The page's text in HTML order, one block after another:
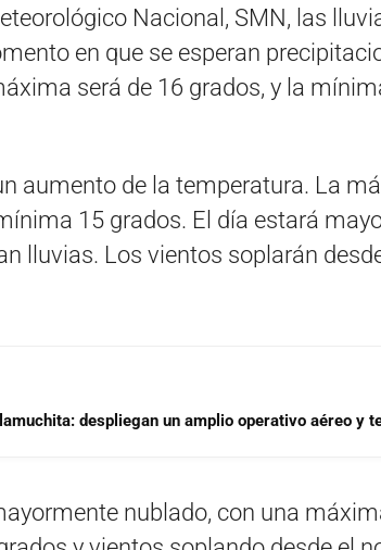
Nacional, SMN, las
en que se esperan
será de 16 grados, y la
aumento de la temperatura. La
15 grados. El día estará
lluvias. Los vientos soplarán
despliegan un amplio operativo aéreo y
nublado, con una